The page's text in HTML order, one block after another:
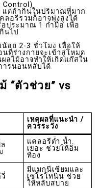
แต่ถ้ากินในปริมาณที่มาก
ลอรีรวมก็อาจพุ่งสูงได้
ประมาณ 1 กำมือ เพื่อ
นไป
อย 2-3 ชั่วโมง เพื่อให้
ที่ร่างกายจะเข้าสู่โหมด
ไม้อาจทำให้เกิดแก๊สใน
ารนอนหลับได้
“ตัวช่วย” vs
เหตุผลที่แนะนำ /
ควรระวัง
แคลอรีต่ำ น้ำ
เยอะ ช่วยให้อิ่ม
ท้อง
มีแมกนีเซียมและ
เซโรโทนิน ช่วย
ให้หลับสบาย